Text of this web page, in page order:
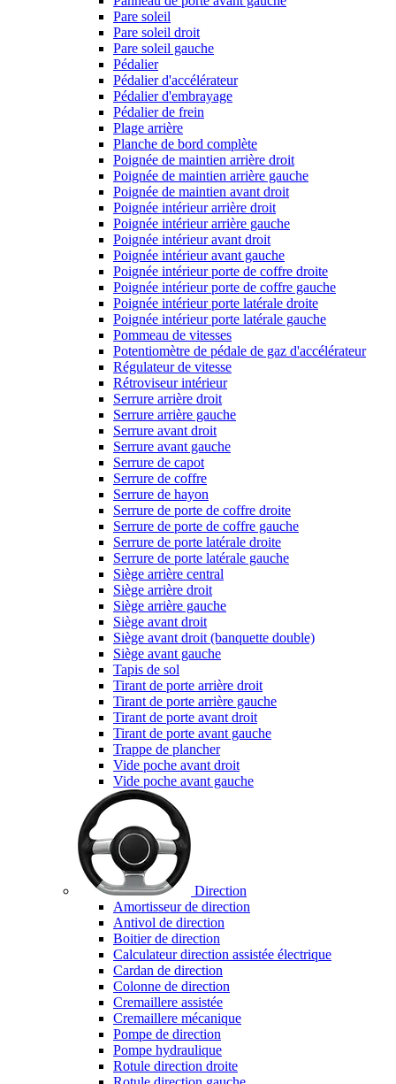
Pare soleil
Pare soleil droit
Pare soleil gauche
Pédalier
Pédalier d'accélérateur
Pédalier d'embrayage
Pédalier de frein
Plage arrière
Planche de bord complète
Poignée de maintien arrière droit
Poignée de maintien arrière gauche
Poignée de maintien avant droit
Poignée intérieur arrière droit
Poignée intérieur arrière gauche
Poignée intérieur avant droit
Poignée intérieur avant gauche
Poignée intérieur porte de coffre droite
Poignée intérieur porte de coffre gauche
Poignée intérieur porte latérale droite
Poignée intérieur porte latérale gauche
Pommeau de vitesses
Potentiomètre de pédale de gaz d'accélérateur
Régulateur de vitesse
Rétroviseur intérieur
Serrure arrière droit
Serrure arrière gauche
Serrure avant droit
Serrure avant gauche
Serrure de capot
Serrure de coffre
Serrure de hayon
Serrure de porte de coffre droite
Serrure de porte de coffre gauche
Serrure de porte latérale droite
Serrure de porte latérale gauche
Siège arrière central
Siège arrière droit
Siège arrière gauche
Siège avant droit
Siège avant droit (banquette double)
Siège avant gauche
Tapis de sol
Tirant de porte arrière droit
Tirant de porte arrière gauche
Tirant de porte avant droit
Tirant de porte avant gauche
Trappe de plancher
Vide poche avant droit
Vide poche avant gauche
Direction
Amortisseur de direction
Antivol de direction
Boitier de direction
Calculateur direction assistée électrique
Cardan de direction
Colonne de direction
Cremaillere assistée
Cremaillere mécanique
Pompe de direction
Pompe hydraulique
Rotule direction droite